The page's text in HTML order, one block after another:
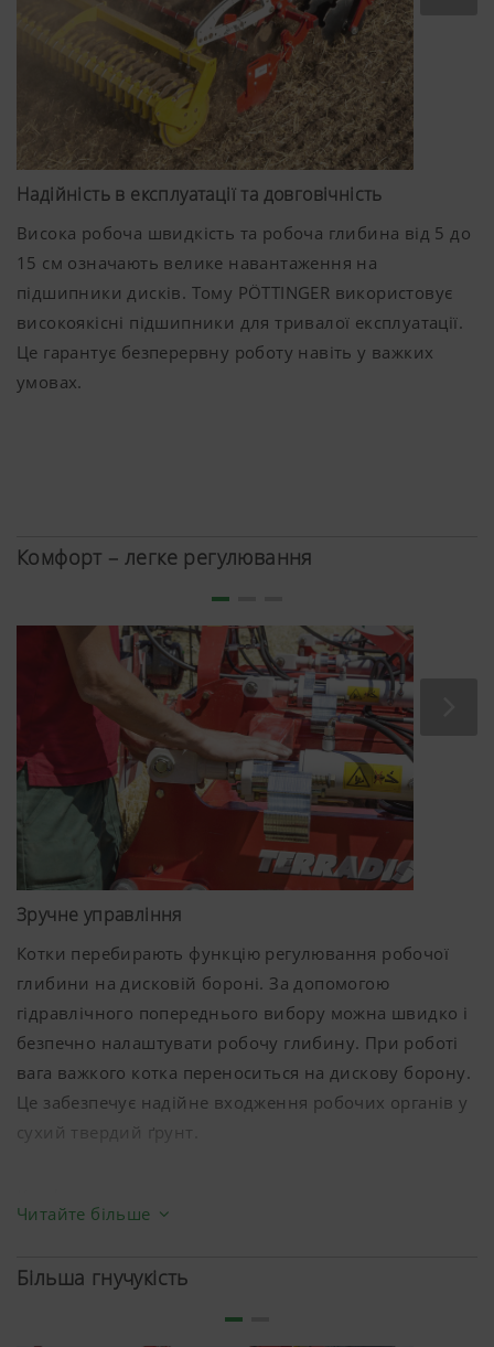
Універсально від мілкого до глибокого обробітку
Диски борони TERRADISC мають оптимальний
діаметр. Діаметр дисків
580 ммзабезпечує
повноцінне підрізання навіть при мілкому обробітку
ґрунту від5 см. Водночас і при глибокому обробітку
відбувається надійне перемішування.
Надійність в експлуатації та довговічність
Висока робоча швидкість та робоча глибина від 5 до
15 см означають велике навантаження на
підшипники дисків. Тому PÖTTINGER використовує
високоякісні підшипники для тривалої експлуатації.
Це гарантує безперервну роботу навіть у важких
умовах.
Комфорт – легке регулювання
Зручне управління
Котки перебирають функцію регулювання робочої
глибини на дисковій бороні. За допомогою
гідравлічного попереднього вибору можна швидко і
безпечно налаштувати робочу глибину. При роботі
вага важкого котка переноситься на дискову борону.
Це забезпечує надійне входження робочих органів у
сухий твердий ґрунт.
здійснюватися швидко і просто. Для короткобазової
дискової борони TERRADISC знайдено зручне
рішення – гідравлічне регулювання робочої глибини.
Читайте більше
Більша гнучукість